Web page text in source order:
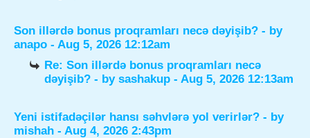
Son illərdə bonus proqramları necə dəyişib? - by
anapo - Aug 5, 2026 12:12am
Re: Son illərdə bonus proqramları necə
dəyişib? - bysashakup - Aug 5, 2026 12:13am
Yeni istifadəçilər hansı səhvlərə yol verirlər? - by
mishah - Aug 4, 2026 2:43pm